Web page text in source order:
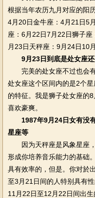
根据当年农历九月对应的阳
4月20日金牛座：4月21日5
座：6月22日7月22日狮子
月23日天秤座：9月24日10月
9月23日到底是处女座
完美的处女座不过也会有
处女座这个区间内的是2个
的特征。我是狮子处女座的
喜欢豪爽。
1987年9月24日女有没
星座等
因为天秤座是风象星座，
形成你培养音乐能力的基础
具有效率的，但是。你对於
至3月21日间的人特别具有
11月22日至12月22日间出生